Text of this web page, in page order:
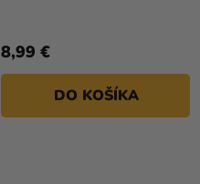
8,99 €
DO KOŠÍKA